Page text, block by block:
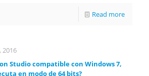
Read more
2016
Studio compatible con Windows 7,
en modo de 64 bits?